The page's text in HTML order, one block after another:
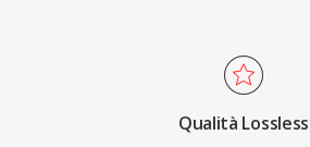
Qualità Lossless